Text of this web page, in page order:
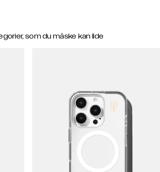
som du måske kan lide